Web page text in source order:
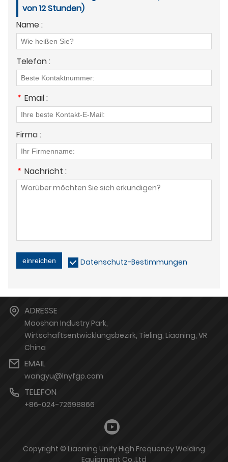
von 12 Stunden)
Name :
Telefon :
* Email :
Firma :
* Nachricht :
einreichen Datenschutz-Bestimmungen
ADRESSE
Maoshan Industry Park,
Wirtschaftsentwicklungsbezirk, Tieling, Liaoning, VR
China
EMAIL
wangyu@lnyfgp.com
TELEFON
+86-024-72698866
Copyright © Liaoning Unify High Frequency Welding
Equipment Co.,Ltd